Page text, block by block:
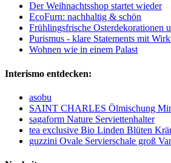
Der Weihnachtsshop startet wieder
EcoFurn: nachhaltig & schön
Frühlingsfrische Osterdekorationen
Purismus - klare Statements mit
Wohnen wie in einem Palast
Interismo entdecken:
asobu
SAINT CHARLES Ölmischung
sagaform Nature Serviettenhalter
tea exclusive Bio Linden Blüten
guzzini Ovale Servierschale groß